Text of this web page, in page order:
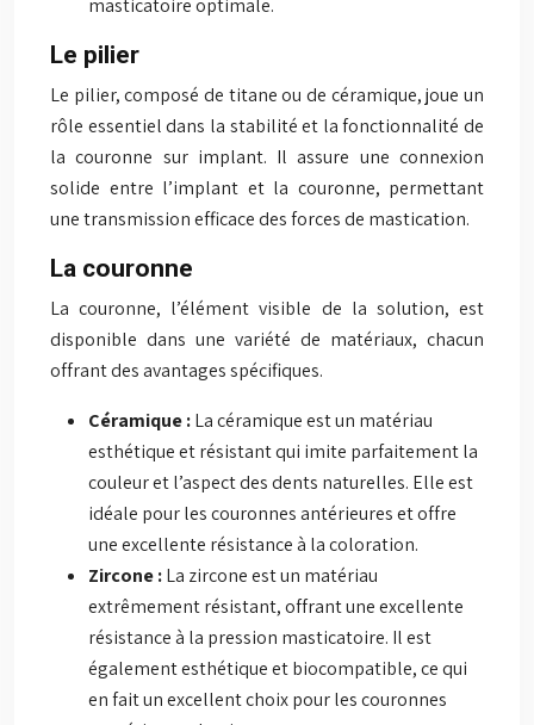
masticatoire optimale.
Le pilier
Le pilier, composé de titane ou de céramique, joue un
rôle essentiel dans la stabilité et la fonctionnalité de
la couronne sur implant. Il assure une connexion
solide entre l’implant et la couronne, permettant
une transmission efficace des forces de mastication.
La couronne
La couronne, l’élément visible de la solution, est
disponible dans une variété de matériaux, chacun
offrant des avantages spécifiques.
Céramique :La céramique est un matériau
esthétique et résistant qui imite parfaitement la
couleur et l’aspect des dents naturelles. Elle est
idéale pour les couronnes antérieures et offre
une excellente résistance à la coloration.
Zircone :La zircone est un matériau
extrêmement résistant, offrant une excellente
résistance à la pression masticatoire. Il est
également esthétique et biocompatible, ce qui
en fait un excellent choix pour les couronnes